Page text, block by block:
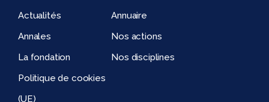
Actualités
Annuaire
Annales
Nos actions
La fondation
Nos disciplines
Politique de cookies
(UE)